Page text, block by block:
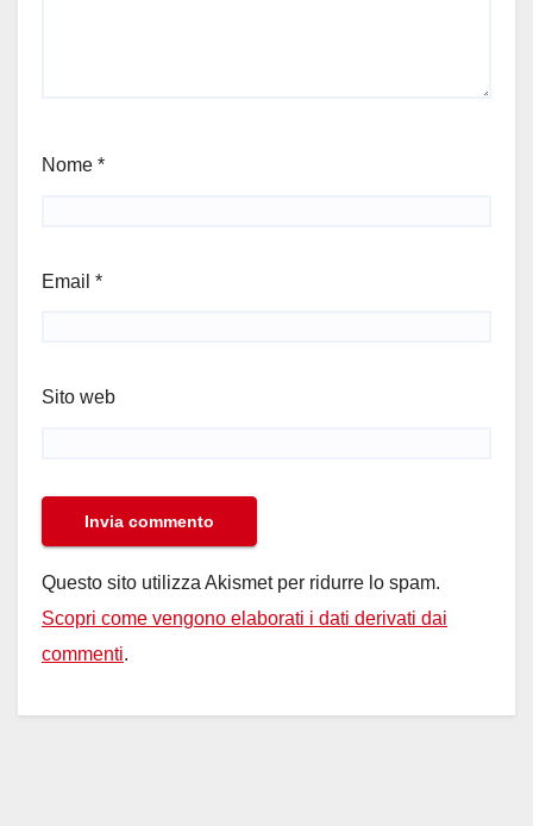
Nome *
Email *
Sito web
Questo sito utilizza Akismet per ridurre lo spam.
Scopri come vengono elaborati i dati derivati dai
commenti.